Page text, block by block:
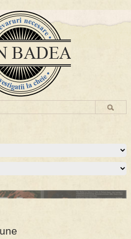
(Nemira)
lucrare despre controversatele